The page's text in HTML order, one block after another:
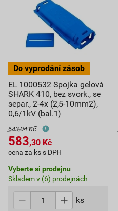
EL 1000532 Spojka gelová
SHARK 410, bez svork., se
separ., 2-4x (2,5-10mm2),
0,6/1kV (bal.1)
643,04 Kč
583,30 Kč
cena za ks s DPH
Vyberte si prodejnu
Skladem v (6) prodejnách
ks